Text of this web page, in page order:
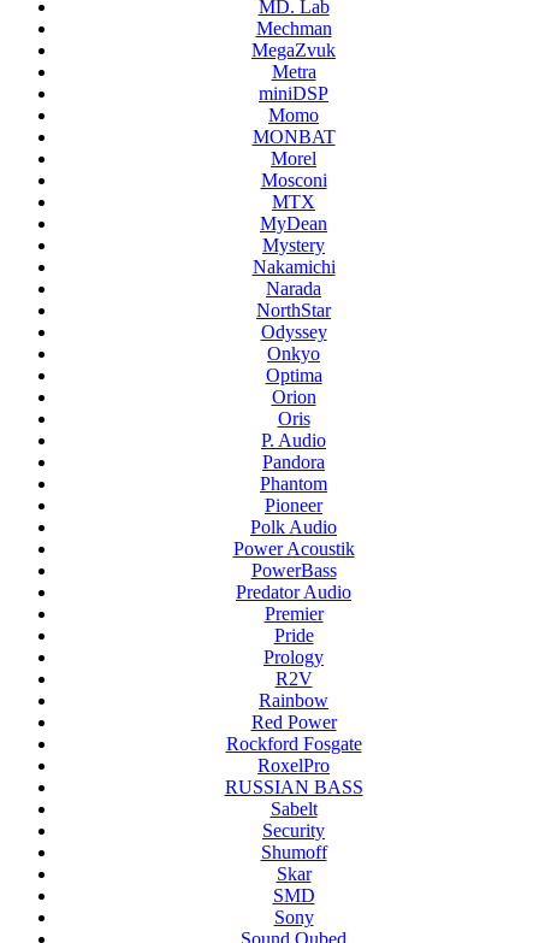
MD. Lab
Mechman
MegaZvuk
Metra
miniDSP
Momo
MONBAT
Morel
Mosconi
MTX
MyDean
Mystery
Nakamichi
Narada
NorthStar
Odyssey
Onkyo
Optima
Orion
Oris
P. Audio
Pandora
Phantom
Pioneer
Polk Audio
Power Acoustik
PowerBass
Predator Audio
Premier
Pride
Prology
R2V
Rainbow
Red Power
Rockford Fosgate
RoxelPro
RUSSIAN BASS
Sabelt
Security
Shumoff
Skar
SMD
Sony